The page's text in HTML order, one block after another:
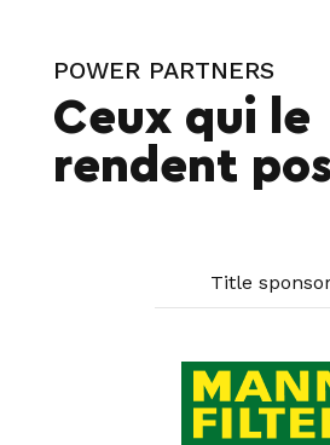
POWER PARTNERS
Ceux qui le
rendent
Title